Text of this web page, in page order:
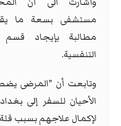
مطالبة بإيجاد
التنفسية.
وتابعت أن "المرضى
الأحيان للسفر إلى
لإكمال علاجهم بسبب قلة